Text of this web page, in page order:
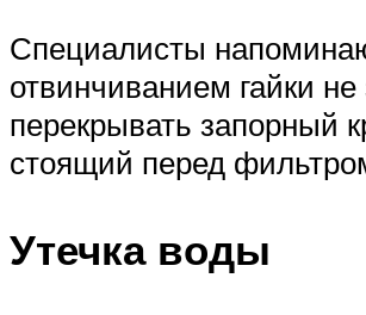
Специалисты
отвинчиванием гайки
перекрывать запорный
стоящий перед
Утечка воды